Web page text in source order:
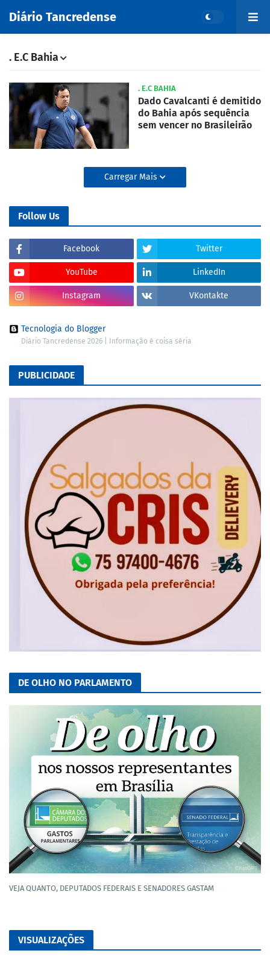
Diário Tancredense
. E.C Bahia
. E.C BAHIA
Dado Cavalcanti é demitido
do Bahia após sequência
sem vencer no Brasileirão
Carregar Mais
Follow Us
Facebook Twitter
YouTube LinkedIn
Instagram VKontakte
Tecnologia do Blogger
Diário Tancredense 2026 | Informação é coisa séria
PUBLICIDADE
DE OLHO NO PARLAMENTO
VEJA QUANTO, DEPUTADOS FEDERAIS E SENADORES GASTAM
VISUALIZAÇÕES